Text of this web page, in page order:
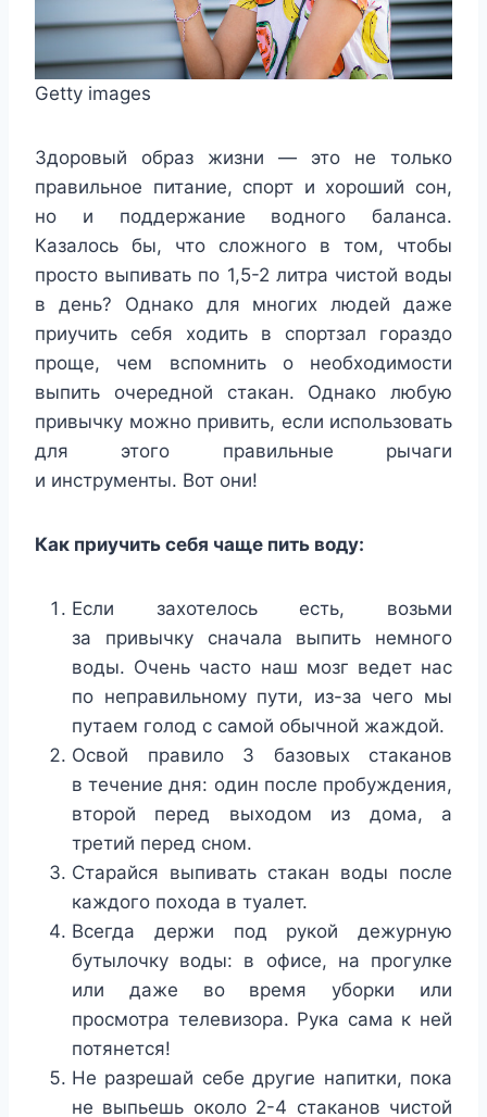
Getty images
Здоровый образ жизни — это не только
правильное питание, спорт и хороший сон,
но и поддержание водного баланса.
Казалось бы, что сложного в том, чтобы
просто выпивать по 1,5-2 литра чистой воды
в день? Однако для многих людей даже
приучить себя ходить в спортзал гораздо
проще, чем вспомнить о необходимости
выпить очередной стакан. Однако любую
привычку можно привить, если использовать
для этого правильные рычаги
и инструменты. Вот они!
Как приучить себя чаще пить воду:
Если захотелось есть, возьми
за привычку сначала выпить немного
воды. Очень часто наш мозг ведет нас
по неправильному пути, из-за чего мы
путаем голод с самой обычной жаждой.
Освой правило 3 базовых стаканов
в течение дня: один после пробуждения,
второй перед выходом из дома, а
третий перед сном.
Старайся выпивать стакан воды после
каждого похода в туалет.
Всегда держи под рукой дежурную
бутылочку воды: в офисе, на прогулке
или даже во время уборки или
просмотра телевизора. Рука сама к ней
потянется!
Не разрешай себе другие напитки, пока
не выпьешь около 2-4 стаканов чистой